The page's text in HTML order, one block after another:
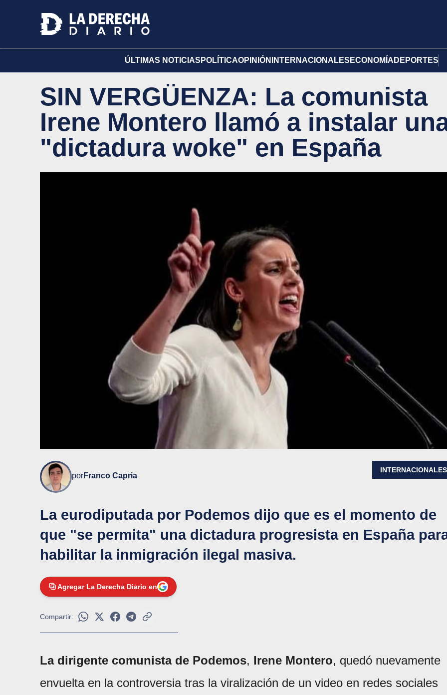
ÚLTIMAS NOTICIAS POLÍTICAOPINIÓN INTERNACIONALES ECONOMÍA DEPORTES
SIN VERGÜENZA: La comunista
Irene Montero llamó a instalar
"dictadura woke" en España
porFranco Capria
INTERNACIONALES
La eurodiputada por Podemos dijo que es el momento de
que "se permita" una dictadura progresista en España
habilitar la inmigración ilegal masiva.
Agregar La Derecha Diario en
Compartir:
La dirigente comunista de Podemos, Irene Montero, quedó nuevamente
envuelta en la controversia tras la viralización de un video en redes sociales